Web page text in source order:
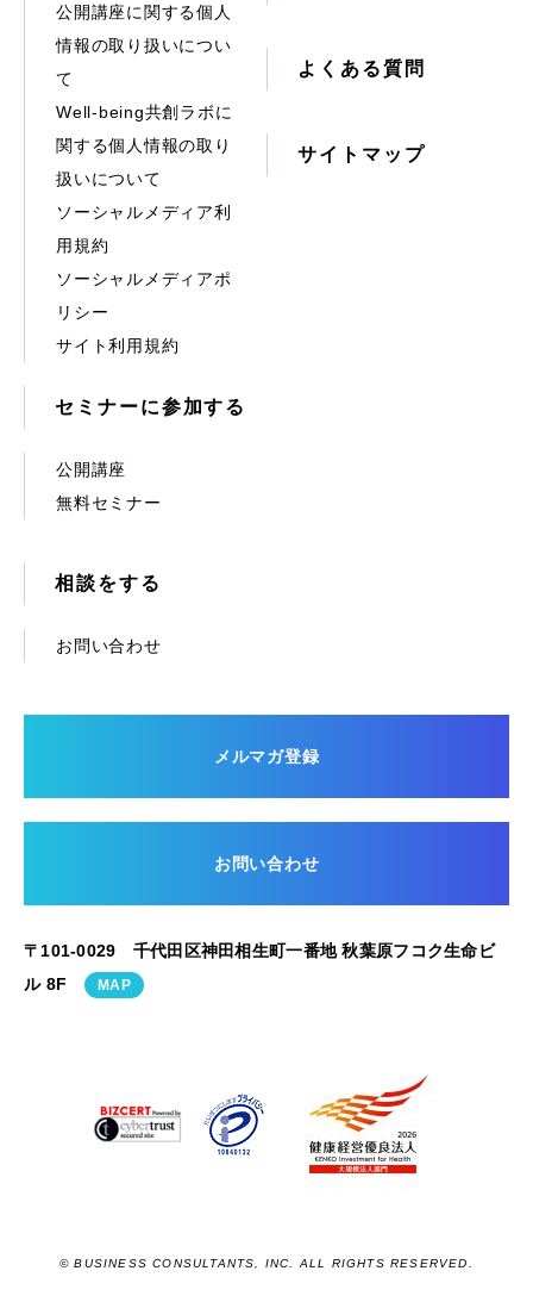
公開講座に関する個人
情報の取り扱いについ
て
Well-being共創ラボに
関する個人情報の取り
扱いについて
ソーシャルメディア利
用規約
ソーシャルメディアポ
リシー
サイト利用規約
よくある質問
サイトマップ
セミナーに参加する
公開講座
無料セミナー
相談をする
お問い合わせ
メルマガ登録
お問い合わせ
〒101-0029 千代田区神田相生町一番地 秋葉原フコク生命ビ
ル 8F
MAP
© BUSINESS CONSULTANTS, INC. ALL RIGHTS RESERVED.